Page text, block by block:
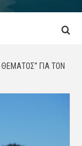
ΓΙΑ ΤΟΝ